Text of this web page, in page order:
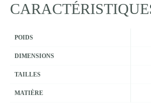
POIDS
DIMENSIONS
TAILLES
MATIÈRE